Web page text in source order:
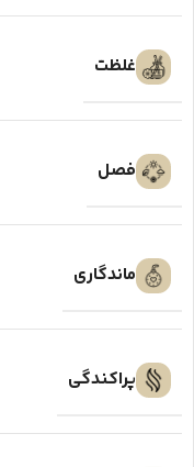
غلظت
فصل
ماندگاری
پراکندگی